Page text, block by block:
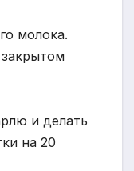
молока.
и делать
на 20